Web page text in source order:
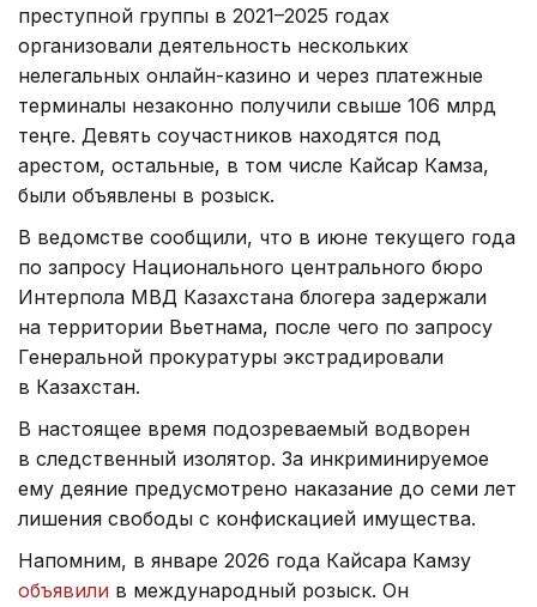
преступной группы в 2021–2025 годах
организовали деятельность нескольких
нелегальных онлайн-казино и через платежные
терминалы незаконно получили свыше 106 млрд
теңге. Девять соучастников находятся под
арестом, остальные, в том числе Кайсар Камза,
были объявлены в розыск.
В ведомстве сообщили, что в июне текущего года
по запросу Национального центрального бюро
Интерпола МВД Казахстана блогера задержали
на территории Вьетнама, после чего по запросу
Генеральной прокуратуры экстрадировали
в Казахстан.
В настоящее время подозреваемый водворен
в следственный изолятор. За инкриминируемое
ему деяние предусмотрено наказание до семи лет
лишения свободы с конфискацией имущества.
Напомним, в январе 2026 года Кайсара Камзу
объявили в международный розыск. Он